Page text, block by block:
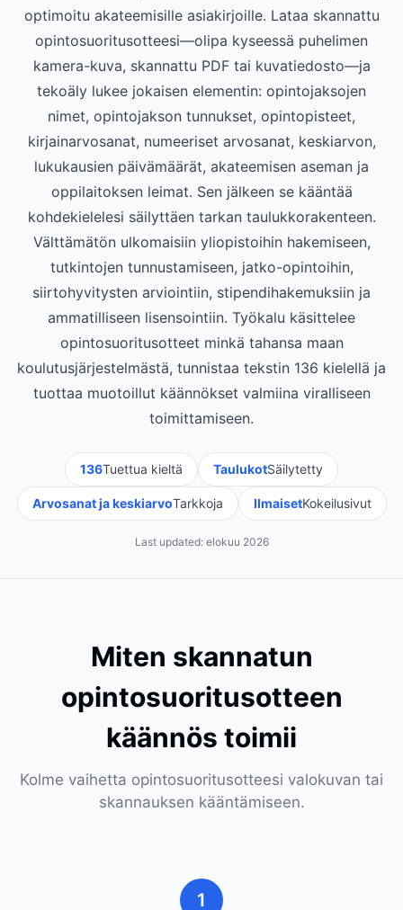
optimoitu akateemisille asiakirjoille. Lataa skannattu
opintosuoritusotteesi—olipa kyseessä puhelimen
kamera-kuva, skannattu PDF tai kuvatiedosto—ja
tekoäly lukee jokaisen elementin: opintojaksojen
nimet, opintojakson tunnukset, opintopisteet,
kirjainarvosanat, numeeriset arvosanat, keskiarvon,
lukukausien päivämäärät, akateemisen aseman ja
oppilaitoksen leimat. Sen jälkeen se kääntää
kohdekielelesi säilyttäen tarkan taulukkorakenteen.
Välttämätön ulkomaisiin yliopistoihin hakemiseen,
tutkintojen tunnustamiseen, jatko-opintoihin,
siirtohyvitysten arviointiin, stipendihakemuksiin ja
ammatilliseen lisensointiin. Työkalu käsittelee
opintosuoritusotteet minkä tahansa maan
koulutusjärjestelmästä, tunnistaa tekstin 136 kielellä ja
tuottaa muotoillut käännökset valmiina viralliseen
toimittamiseen.
136Tuettua kieltä TaulukotSäilytetty
Arvosanat ja keskiarvoTarkkoja IlmaisetKokeilusivut
Last updated: elokuu 2026
Miten skannatun
opintosuoritusotteen
käännös toimii
Kolme vaihetta opintosuoritusotteesi valokuvan tai
skannauksen kääntämiseen.
1